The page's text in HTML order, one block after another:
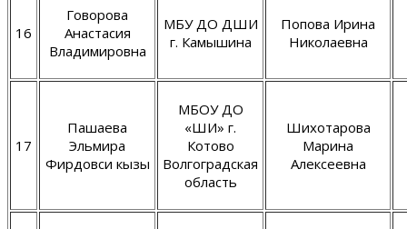
16
Говорова
Анастасия
Владимировна
МБУ ДО ДШИ
г. Камышина
Попова Ирина
Николаевна
17
Пашаева
Эльмира
Фирдовси кызы
МБОУ ДО
«ШИ» г.
Котово
Волгоградская
область
Шихотарова
Марина
Алексеевна